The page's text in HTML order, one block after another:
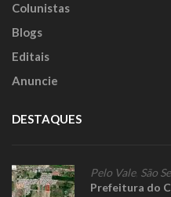
Colunistas
Blogs
Editais
Anuncie
DESTAQUES
Pelo Vale, São
Prefeitura do